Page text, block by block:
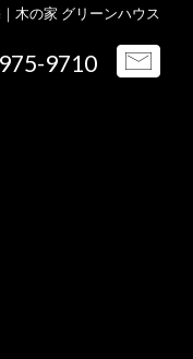
木の家 グリーンハウス
9710